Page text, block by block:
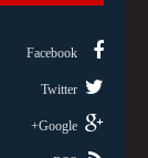
Facebook
Twitter
Google+